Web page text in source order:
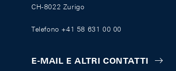
CH-8022 Zurigo
Telefono +41 58 631 00 00
E-MAIL E ALTRI CONTATTI